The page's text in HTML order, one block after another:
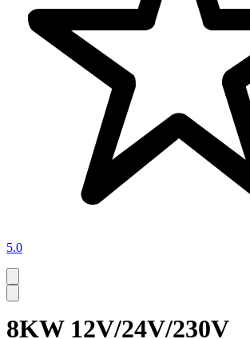
5.0
8KW 12V/24V/230V